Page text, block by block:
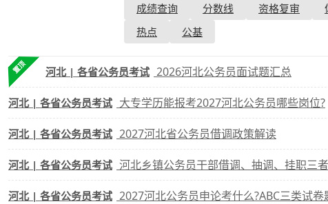
成绩查询
资格复审
面试补录
历年真题
分数线 分数线
成绩查询
分数线 资格复审
热点
公基
置顶 河北 | 各省公务员考试 2026河北公务员面试题汇总
河北 | 各省公务员考试 大专学历能报考2027河北公务员哪些岗位?
河北 | 各省公务员考试 2027河北省公务员借调政策解读
河北 | 各省公务员考试 河北乡镇公务员干部借调、抽调、挂职三
河北 | 各省公务员考试 2027河北公务员申论考什么?ABC三类试卷